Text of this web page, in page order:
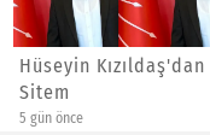
Bayram